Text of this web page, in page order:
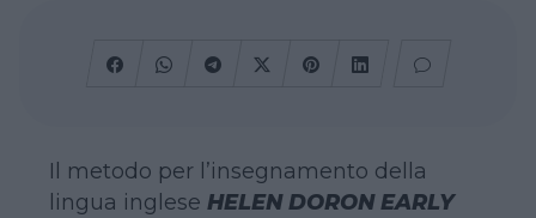
Il metodo per l’insegnamento della
lingua inglese HELEN DORON EARLY